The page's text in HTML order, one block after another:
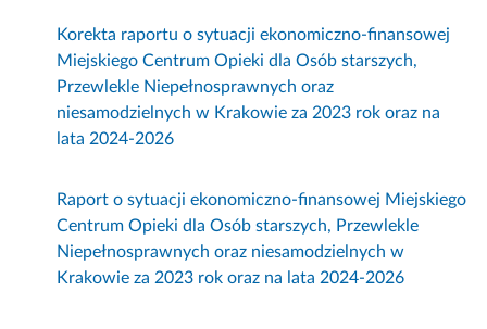
Korekta raportu o sytuacji ekonomiczno-finansowej
Miejskiego Centrum Opieki dla Osób starszych,
Przewlekle Niepełnosprawnych oraz
niesamodzielnych w Krakowie za 2023 rok oraz na
lata 2024-2026
Raport o sytuacji ekonomiczno-finansowej Miejskiego
Centrum Opieki dla Osób starszych, Przewlekle
Niepełnosprawnych oraz niesamodzielnych w
Krakowie za 2023 rok oraz na lata 2024-2026